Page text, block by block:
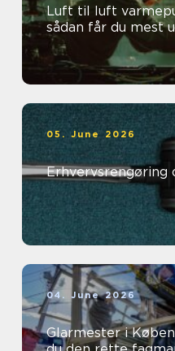
Luft til luft
sådan får du mest
05. June 2026
Erhvervsrengøring
04. June 2026
Glarmester i